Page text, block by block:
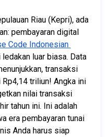
Riau (Kepri), ada
pembayaran digital
Code Indonesian
luar biasa. Data
transaksi
triliun! Angka ini
nilai transaksi
tahun ini. Ini adalah
era pembayaran tunai
Anda harus siap